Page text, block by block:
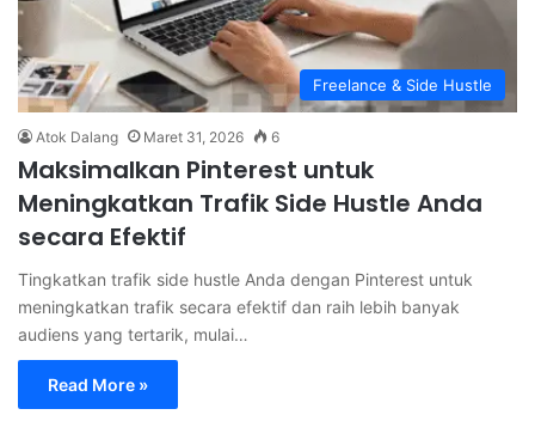
Freelance & Side Hustle
Atok Dalang Maret 31, 2026 6
Maksimalkan Pinterest untuk
Meningkatkan Trafik Side Hustle Anda
secara Efektif
Tingkatkan trafik side hustle Anda dengan Pinterest untuk
meningkatkan trafik secara efektif dan raih lebih banyak
audiens yang tertarik, mulai…
Read More »